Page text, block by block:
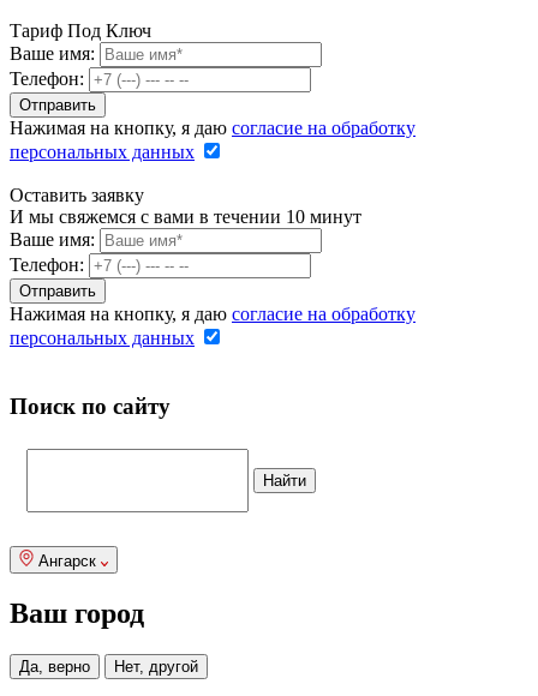
Тариф Под Ключ
Ваше имя:
Телефон:
Нажимая на кнопку, я даю согласие на обработку
персональных данных
Оставить заявку
И мы свяжемся с вами в течении 10 минут
Ваше имя:
Телефон:
Нажимая на кнопку, я даю согласие на обработку
персональных данных
Поиск по сайту
Ангарск
Ваш город
Да, верно Нет, другой